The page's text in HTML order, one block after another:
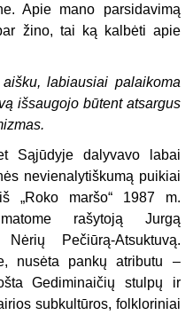
Apie mano parsidavimą
žino, tai ką kalbėti apie
labiausiai palaikoma
išsaugojo būtent atsargus
Sąjūdyje dalyvavo labai
nevienalytiškumą puikiai
„Roko maršo“ 1987 m.
rašytoją Jurgą
Pečiūrą-Atsuktuvą.
nusėta pankų atributu –
Gediminaičių stulpų ir
subkultūros, folkloriniai